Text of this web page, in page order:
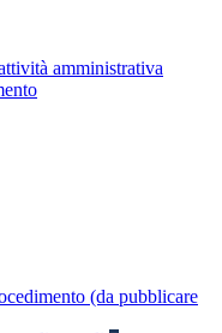
amministrativa
(da pubblicare